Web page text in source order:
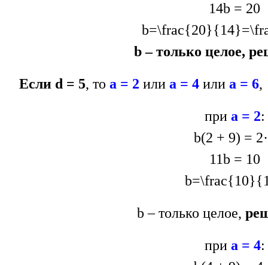
14b = 20
b – только целое,
Если d = 5, то а = 2 или а = 4 или а = 6,
при а = 2:
b(2 + 9) =
11b = 10
b – только целое,
при а = 4: